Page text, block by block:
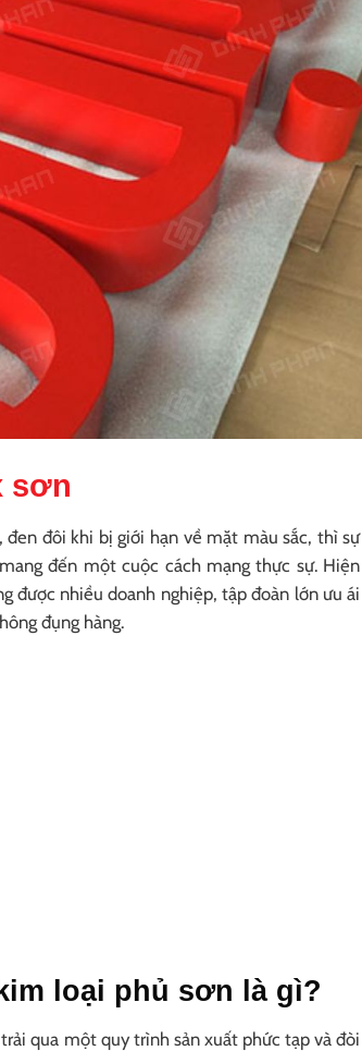
sơn
đôi khi bị giới hạn về mặt màu sắc, thì sự
đến một cuộc cách mạng thực sự. Hiện
được nhiều doanh nghiệp, tập đoàn lớn ưu ái
đụng hàng.
loại phủ sơn là gì?
qua một quy trình sản xuất phức tạp và đòi